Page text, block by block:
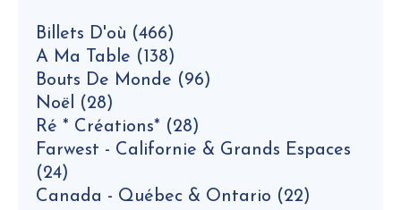
Billets D'où (466)
A Ma Table (138)
Bouts De Monde (96)
Noël (28)
Ré * Créations* (28)
Farwest - Californie & Grands Espaces
(24)
Canada - Québec & Ontario (22)